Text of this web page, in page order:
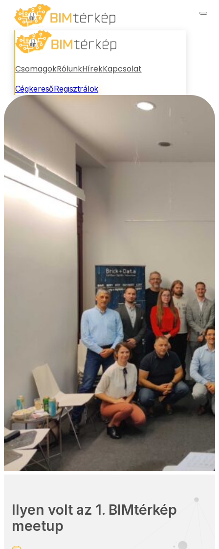
CsomagokRólunkHírekKapcsolat
CégkeresőRegisztrálok
Ilyen volt az 1. BIMtérkép
meetup